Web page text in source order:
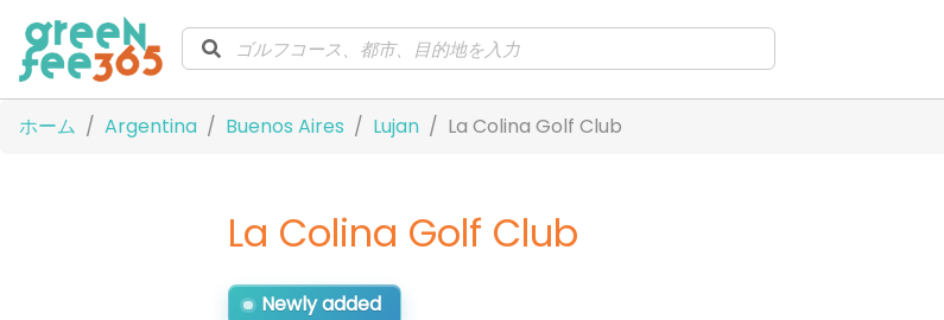
ホーム Argentina Buenos Aires Lujan La Colina Golf Club
La Colina Golf Club
Newly added